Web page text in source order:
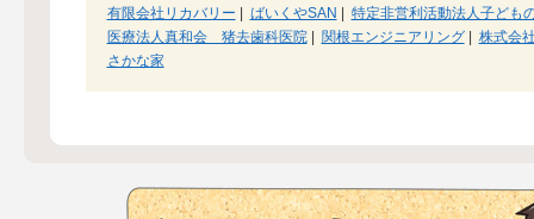
有限会社リカバリー
ばいくやSAN
特定非営利活動法人子ども
医療法人真和会 猪去歯科医院| 関根エンジニアリング|
株式会
さかな家